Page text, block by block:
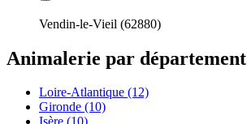
Vendin-le-Vieil (62880)
Animalerie par département
Loire-Atlantique (12)
Gironde (10)